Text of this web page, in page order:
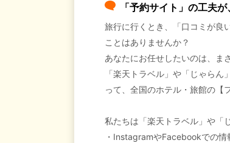
「予約サイト」の工夫
旅行に行くとき、「口コミが良
ことはありませんか？
あなたにお任せしたいのは、ま
「楽天トラベル」や「じゃら
って、全国のホテル・旅館の【
私たちは「楽天トラベル」や「
・InstagramやFacebookでの情